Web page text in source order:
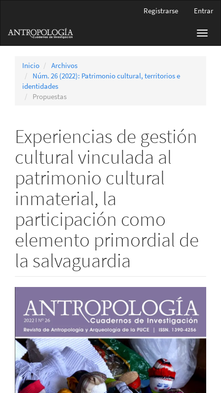
principal
Barra
Registrarse Entrar
Inicio
Archivos
Núm. 26 (2022): Patrimonio cultural, territorios e
identidades
Propuestas
Experiencias de gestión
cultural vinculada al
patrimonio cultural
inmaterial, la
participación como
elemento primordial de
la salvaguardia
lateral
del
artículo